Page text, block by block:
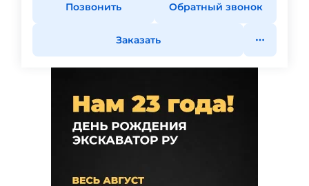
Позвонить Обратный звонок
Заказать